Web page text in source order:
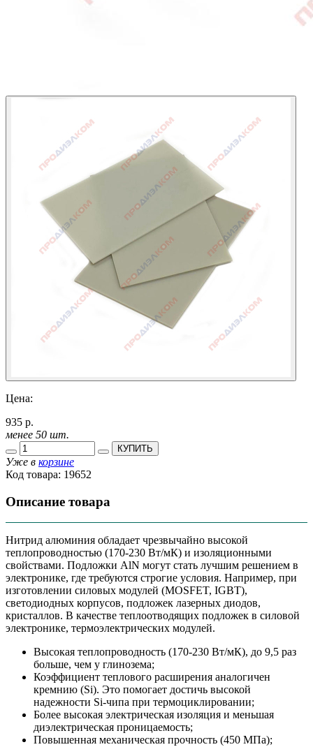
Цена:
935 р.
менее 50 шт.
КУПИТЬ
Уже в корзине
Код товара: 19652
Описание товара
Нитрид алюминия обладает чрезвычайно высокой
теплопроводностью (170-230 Вт/мК) и изоляционными
свойствами. Подложки AlN могут стать лучшим решением в
электронике, где требуются строгие условия. Например, при
изготовлении силовых модулей (MOSFET, IGBT),
светодиодных корпусов, подложек лазерных диодов,
кристаллов. В качестве теплоотводящих подложек в силовой
электронике, термоэлектрических модулей.
Высокая теплопроводность (170-230 Вт/мК), до 9,5 раз
больше, чем у глинозема;
Коэффициент теплового расширения аналогичен
кремнию (Si). Это помогает достичь высокой
надежности Si-чипа при термоциклировании;
Более высокая электрическая изоляция и меньшая
диэлектрическая проницаемость;
Повышенная механическая прочность (450 МПа);